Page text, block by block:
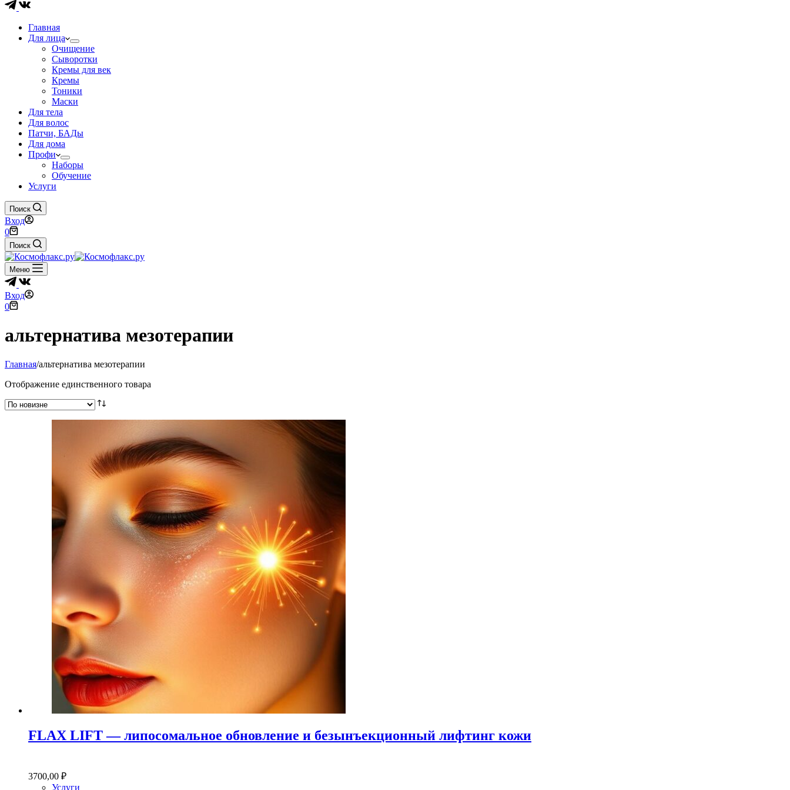
Главная
Для лица
Очищение
Сыворотки
Кремы для век
Кремы
Тоники
Маски
Для тела
Для волос
Патчи, БАДы
Для дома
Профи
Наборы
Обучение
Услуги
Поиск
Вход
Корзина
0
Поиск
Меню
Вход
Корзина
0
альтернатива мезотерапии
Главная/альтернатива мезотерапии
Отображение единственного товара
FLAX LIFT — липосомальное обновление и безынъекционный лифтинг кожи
3700,00 ₽
Услуги